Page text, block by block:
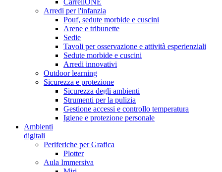
Arredi per l'infanzia
Pouf, sedute morbide e cuscini
Arene e tribunette
Sedie
Tavoli per osservazione e attività esperienziali
Sedute morbide e cuscini
Arredi innovativi
Outdoor learning
Sicurezza e protezione
Sicurezza degli ambienti
Strumenti per la pulizia
Gestione accessi e controllo temperatura
Igiene e protezione personale
Ambienti
digitali
Periferiche per Grafica
Plotter
Aula Immersiva